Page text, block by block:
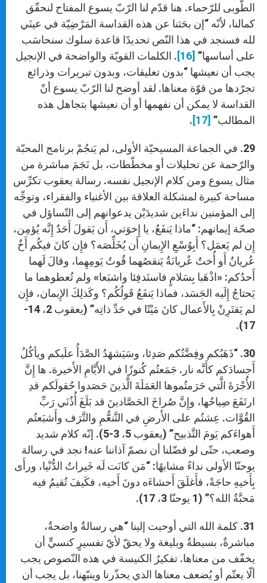
الطّوبى للرّحماء. هنا قدّم لنا الرّبّ يسوع المفتاح لنحقّق
كمالنا، لأنّه “إن بحَثنا عن هذه القداسة المَرْضِيّة في عينَي
لله فسنجد في هذا النّص تحديدًا قاعدة سلوك سنحاسَب
على أساسها” [16]
. الكلمات القويّة والواضحة في الإنجيل
يجب أن نعيشها “بدون تعليقات، وبدون تبريرات وذرائع
تجرّدها من قوّة معناها. لقد أوضح لنا الرّبّ يسوع أنّ
القداسة لا يمكن أن نفهمها أو أن نعيشها بتجاهل هذه
المطالب” [17]
.
29. في الجماعة المسيحيّة الأولى، لم يَنجُمْ برنامج المحبّة
والرّحمة عن تحليلات أو مخطّطات، بل نَجَمَ مباشرة من
مثال يسوع ومن كلام الإنجيل نفسه. رسالة يعقوب تكرِّس
مساحة كبيرة لمشكلة العلاقة بين الأغنياء والفقراء، وتوجِّه
إلى المؤمنين نداءَين شديدَيْن يدعوانهم إلى التّساؤل في
صحّة إيمانهم: “ماذا يَنفَعُ، يا إِخوَتي، أَن يَقولَ أَحَدٌ إِنَّه يُؤمِن،
إِن لم يَعمَل؟ أَبِوُسْعِ الإِيمانِ أَن يُخَلِّصَه؟ فإِن كانَ فيكُم أَخٌ
عُريانٌ أَو أُختٌ عُريانَةٌ يَنقصُهما قُوتُ يَومِهِما، وقالَ لَهما
أَحدُكم: «اذْهَبا بِسَلامٍ فاستَدفِئا واشبَعا» ولم تُعطوهما ما
يَحتاجُ إِلَيه الجَسَد، فماذا يَنفَعُ قَولُكُم؟ وكَذلِكَ الإِيمان، فإِن
لم يَقتَرِنْ بِالأَعمال كانَ مَيْتًا في حَدِّ ذاتِه” (يعقوب 2، 14-
17).
30. “ذَهَبُكم وفِضَّتُكم صَدِئا، وسَيَشهَدُ الصَّدَأُ علَيكم ويأكُلُ
أَجسادَكم كأَنَّه نار. جَمَعتُم كُنوزًا في الأَيَّامِ الأَخيرة. ها إِنَّ
الأُجْرَةَ الَّتي حَرَمتُموها العَمَلَةَ الَّذينَ حَصَدوا حُقولَكم قدِ
ارتَفَعَ صِياحُها، وإِنَّ صُراخَ الحَصَّادينَ قد بَلَغَ أُذُنَي رَبِّ
القُوَّات. عِشتُم على الأَرضِ في التَّنعُّمِ والتَّرَف وأَشبَعتُم
أَهواءَكم يَومَ التَّذبيح” (يعقوب 5، 3-5). إنّه كلام شديد
وصعب، حتّى لو فضّلنا أن نصمّ آذاننا عنه! نجد في رسالة
يوحنّا الأولى نداءً مشابهًا: “مَن كانَت لَه خَيراتُ الدُّنْيا، ورأَى
بِأَخيهِ حاجَةً، فأَغلَقَ أَحشاءَه دونَ أَخيه، فكَيفَ تُقيمُ فيه
مَحبَّةُ الله؟” (1 يوحنّا 3، 17).
31. كلمة الله التي أوحيت إلينا “هي رسالةٌ واضحةٌ،
مباشرةٌ، بسيطةٌ وبليغة ولا يحقّ لأيّ تفسيرٍ كنسيٍّ أن
يخفّف من معناها. تفكيرُ الكنيسة في هذه النّصوص يجب
ألّا يعتّم أو يُضعف معناها الذي يحذّرنا وينبّهنا، بل يجب أن